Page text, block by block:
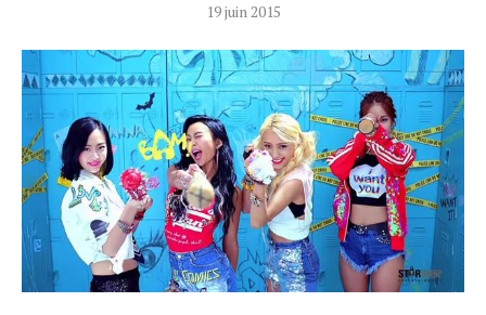
19 juin 2015